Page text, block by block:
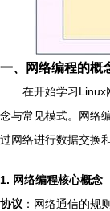
一、网络编程的概
在开始学习Linux
念与常见模式。网络
过网络进行数据交换
1. 网络编程核心概念
协议 ：网络通信的规